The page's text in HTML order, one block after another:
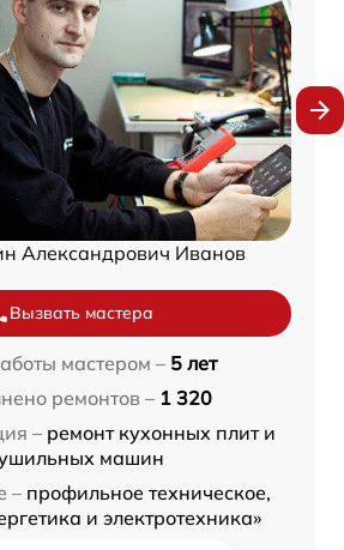
Александрович Иванов
Вызвать мастера
мастером – 5 лет
ремонтов – 1 320
– ремонт кухонных плит и
машин
– профильное техническое,
и электротехника»